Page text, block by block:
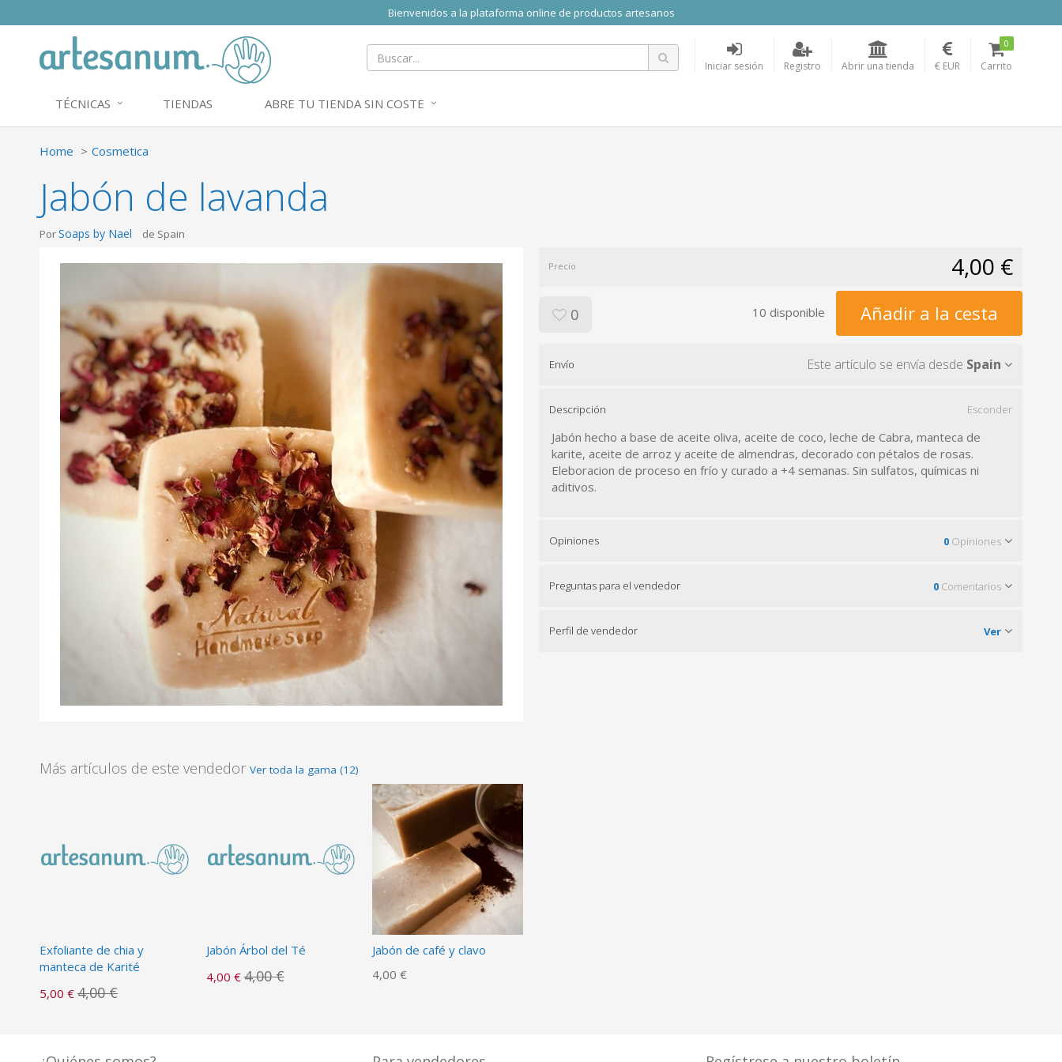
Bienvenidos a la plataforma online de productos artesanos
Iniciar sesión Registro Abrir una tienda € EUR Carrito
0
TÉCNICAS TIENDAS ABRE TU TIENDA SIN COSTE
Home Cosmetica
Jabón de lavanda
PorSoaps by Nael de Spain
Más artículos de este vendedor Ver toda la gama (12)
Exfoliante de chia y
manteca de Karité
5,00 € 4,00 €
Jabón Árbol del Té
4,00 € 4,00 €
Jabón de café y clavo
4,00 €
Precio 4,00 €
0 10 disponible Añadir a la cesta
Envío Este artículo se envía desde Spain
Descripción Esconder
Jabón hecho a base de aceite oliva, aceite de coco, leche de Cabra, manteca de
karite, aceite de arroz y aceite de almendras, decorado con pétalos de rosas.
Eleboracion de proceso en frío y curado a +4 semanas. Sin sulfatos, químicas ni
aditivos.
Opiniones 0 Opiniones
Preguntas para el vendedor 0 Comentarios
Perfil de vendedor Ver